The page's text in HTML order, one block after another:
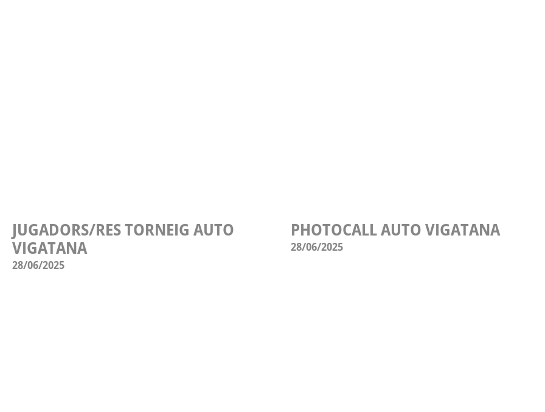
JUGADORS/RES TORNEIG AUTO
VIGATANA
28/06/2025
PHOTOCALL AUTO VIGATANA
28/06/2025